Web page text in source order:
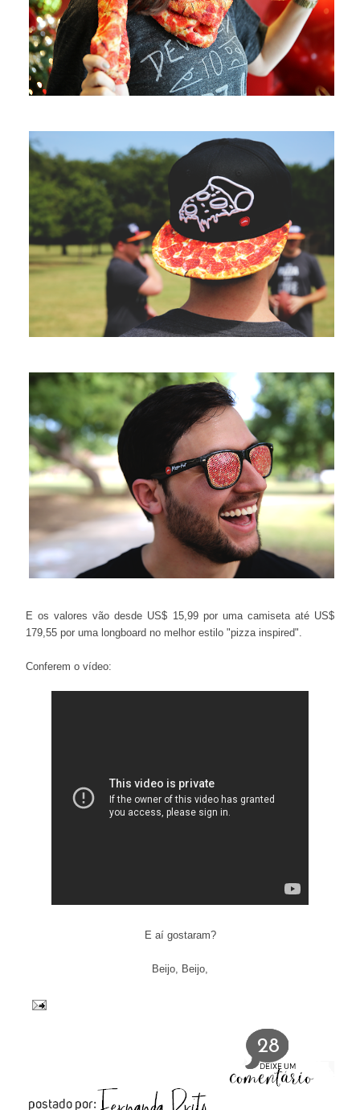
E os valores vão desde US$ 15,99 por uma camiseta até US$
179,55 por uma longboard no melhor estilo "pizza inspired".
Conferem o vídeo:
E aí gostaram?
Beijo, Beijo,
28